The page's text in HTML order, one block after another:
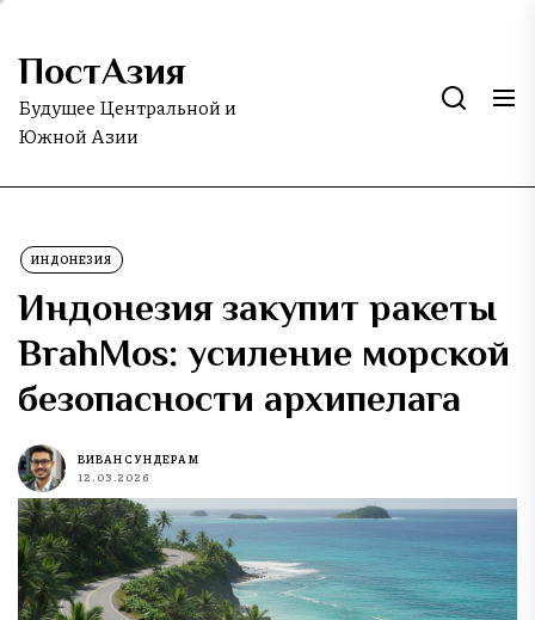
Skip
the
content
ПостАзия
Будущее Центральной и
Южной Азии
ИНДОНЕЗИЯ
Индонезия закупит ракеты
BrahMos: усиление морской
безопасности архипелага
ВИВАН СУНДЕРАМ
12.03.2026